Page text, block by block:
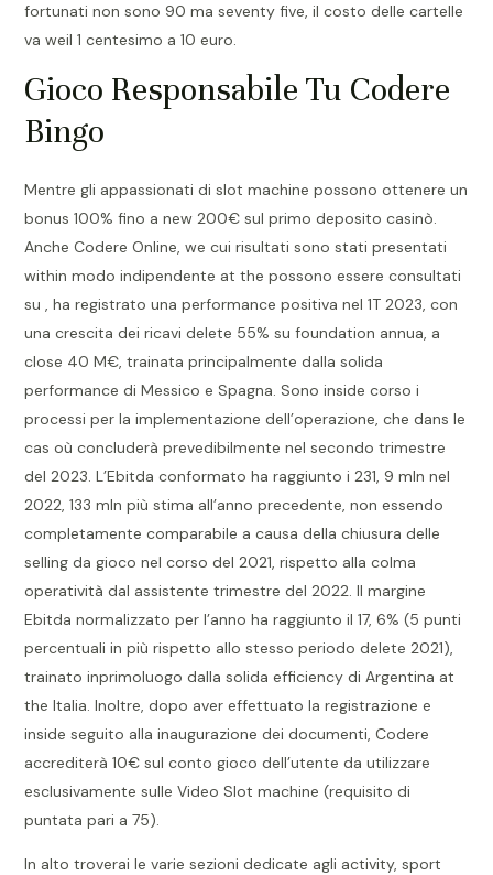
fortunati non sono 90 ma seventy five, il costo delle cartelle
va weil 1 centesimo a 10 euro.
Gioco Responsabile Tu Codere
Bingo
Mentre gli appassionati di slot machine possono ottenere un
bonus 100% fino a new 200€ sul primo deposito casinò.
Anche Codere Online, we cui risultati sono stati presentati
within modo indipendente at the possono essere consultati
su , ha registrato una performance positiva nel 1T 2023, con
una crescita dei ricavi delete 55% su foundation annua, a
close 40 M€, trainata principalmente dalla solida
performance di Messico e Spagna. Sono inside corso i
processi per la implementazione dell’operazione, che dans le
cas où concluderà prevedibilmente nel secondo trimestre
del 2023. L’Ebitda conformato ha raggiunto i 231, 9 mln nel
2022, 133 mln più stima all’anno precedente, non essendo
completamente comparabile a causa della chiusura delle
selling da gioco nel corso del 2021, rispetto alla colma
operatività dal assistente trimestre del 2022. Il margine
Ebitda normalizzato per l’anno ha raggiunto il 17, 6% (5 punti
percentuali in più rispetto allo stesso periodo delete 2021),
trainato inprimoluogo dalla solida efficiency di Argentina at
the Italia. Inoltre, dopo aver effettuato la registrazione e
inside seguito alla inaugurazione dei documenti, Codere
accrediterà 10€ sul conto gioco dell’utente da utilizzare
esclusivamente sulle Video Slot machine (requisito di
puntata pari a 75).
In alto troverai le varie sezioni dedicate agli activity, sport